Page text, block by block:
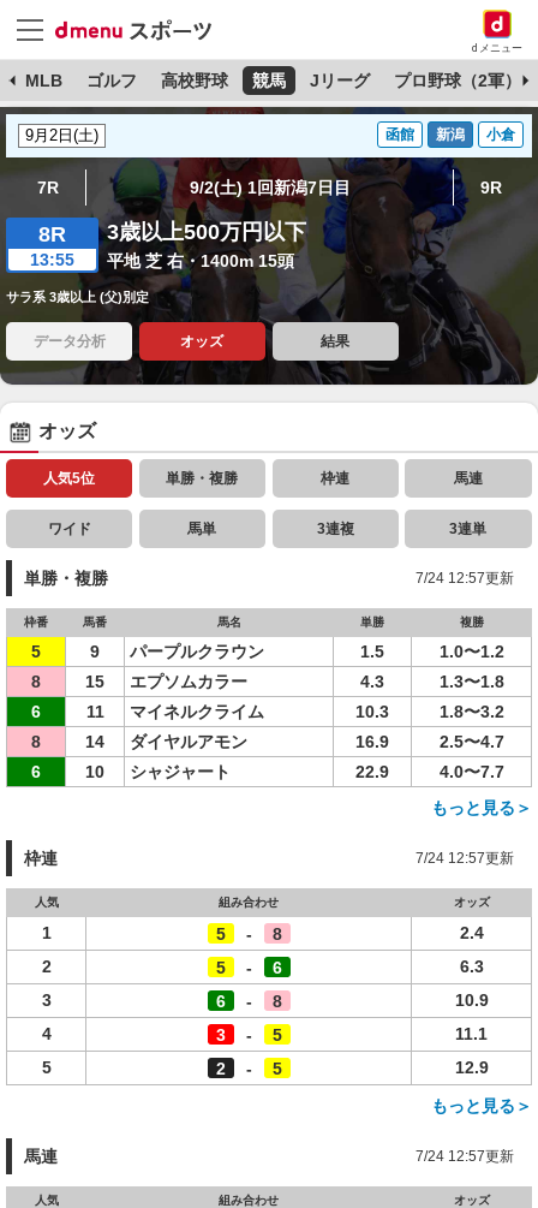
dメニュー
MLB ゴルフ 高校野球 競馬 Jリーグ プロ野球（2軍）
函館 新潟 小倉
7R 9/2(土) 1回新潟7日目 9R
8R
13:55
3歳以上500万円以下
平地 芝 右・1400m 15頭
サラ系 3歳以上 (父)別定
データ分析 オッズ 結果
オッズ
人気5位 単勝・複勝 枠連 馬連
ワイド 馬単 3連複 3連単
単勝・複勝 7/24 12:57更新
枠番 馬番 馬名 単勝 複勝
5 9 パープルクラウン 1.5
1.0〜1.2
8
15 エプソムカラー 4.3
1.3〜1.8
6
11 マイネルクライム 10.3
1.8〜3.2
8
14 ダイヤルアモン 16.9
2.5〜4.7
6
10 シャジャート 22.9
4.0〜7.7
もっと見る＞
枠連 7/24 12:57更新
人気 組み合わせ オッズ
1 5 - 8
2.4
2
5 - 6
6.3
3
6 - 8
10.9
4
3 - 5
11.1
5
2 - 5
12.9
もっと見る＞
馬連 7/24 12:57更新
人気 組み合わせ オッズ